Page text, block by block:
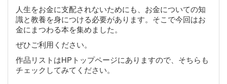
人生をお金に支配されないためにも、お金についての知
識と教養を身につける必要があります。そこで今回はお
金にまつわる本を集めました。
ぜひご利用ください。
作品リストはHPトップページにありますので、そちらも
チェックしてみてください。